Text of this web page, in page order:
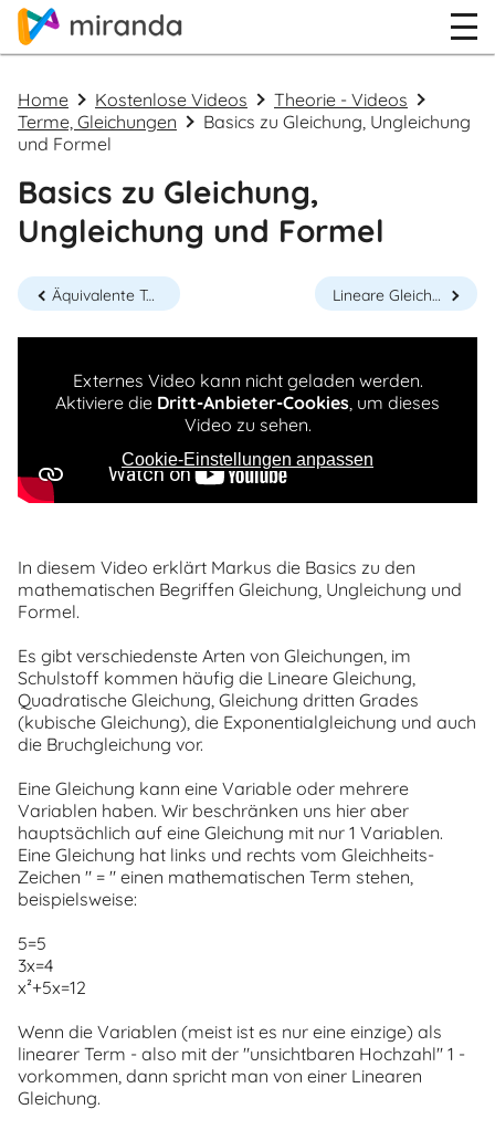
Home Kostenlose Videos
Theorie - Videos
Terme, Gleichungen
Basics zu Gleichung, Ungleichung
und Formel
Basics zu Gleichung,
Ungleichung und Formel
Äquivalente Terme Lineare Gleichungen lösen
Externes Video kann nicht geladen werden.
Aktiviere die Dritt-Anbieter-Cookies, um dieses
Video zu sehen.
Cookie-Einstellungen anpassen
In diesem Video erklärt Markus die Basics zu den
mathematischen Begriffen Gleichung, Ungleichung und
Formel.
Es gibt verschiedenste Arten von Gleichungen, im
Schulstoff kommen häufig die Lineare Gleichung,
Quadratische Gleichung, Gleichung dritten Grades
(kubische Gleichung), die Exponentialgleichung und auch
die Bruchgleichung vor.
Eine Gleichung kann eine Variable oder mehrere
Variablen haben. Wir beschränken uns hier aber
hauptsächlich auf eine Gleichung mit nur 1 Variablen.
Eine Gleichung hat links und rechts vom Gleichheits-
Zeichen " = " einen mathematischen Term stehen,
beispielsweise:
5=5
3x=4
x²+5x=12
Wenn die Variablen (meist ist es nur eine einzige) als
linearer Term - also mit der "unsichtbaren Hochzahl" 1 -
vorkommen, dann spricht man von einer Linearen
Gleichung.